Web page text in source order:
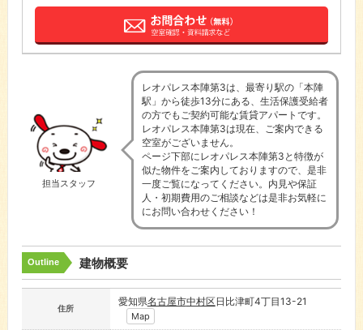
担当スタッフ
レオパレス本陣第3は、最寄り駅の「本陣
駅」から徒歩13分にある、生活保護受給者
の方でもご契約可能な賃貸アパートです。
レオパレス本陣第3は現在、ご案内できる
空室がございません。
ページ下部にレオパレス本陣第3と特徴が
似た物件をご案内しておりますので、是非
一度ご覧になってください。内見や保証
人・初期費用のご相談などは是非お気軽に
にお問い合わせください！
Outline 建物概要
住所
愛知県名古屋市中村区日比津町4丁目13-21
Map